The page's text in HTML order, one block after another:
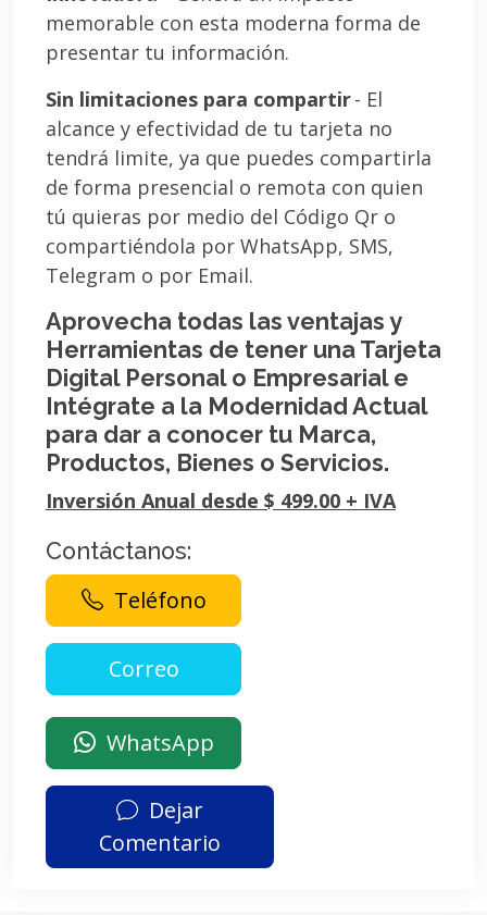
memorable con esta moderna forma de
presentar tu información.
Sin limitaciones para compartir- El
alcance y efectividad de tu tarjeta no
tendrá limite, ya que puedes compartirla
de forma presencial o remota con quien
tú quieras por medio del Código Qr o
compartiéndola por WhatsApp, SMS,
Telegram o por Email.
Aprovecha todas las ventajas y
Herramientas de tener una Tarjeta
Digital Personal o Empresarial e
Intégrate a la Modernidad Actual
para dar a conocer tu Marca,
Productos, Bienes o Servicios.
Inversión Anual desde $ 499.00 + IVA
Contáctanos:
Teléfono
WhatsApp
Dejar
Comentario